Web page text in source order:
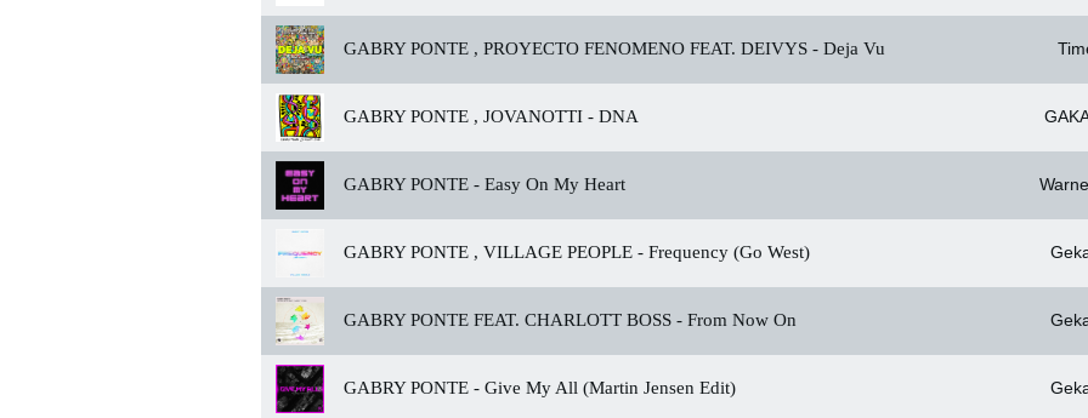
GABRY PONTE , PROYECTO FENOMENO FEAT. DEIVYS - Deja Vu
GABRY PONTE , JOVANOTTI - DNA
GABRY PONTE - Easy On My Heart
GABRY PONTE , VILLAGE PEOPLE - Frequency (Go West)
GABRY PONTE FEAT. CHARLOTT BOSS - From Now On
GABRY PONTE - Give My All (Martin Jensen Edit)